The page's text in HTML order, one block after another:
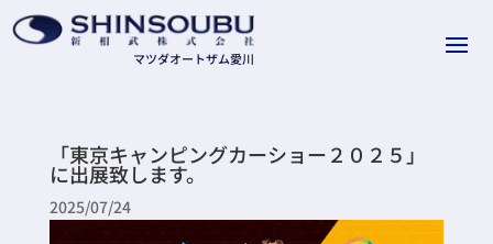
「東京キャンピングカーショー２０２５」
に出展致します。
2025/07/24